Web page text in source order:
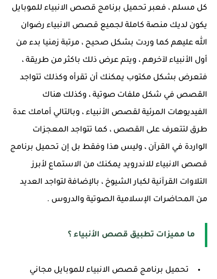
كل مسلم ، فعبر تحميل برنامج قصص الانبياء للموبايل
يكون لديك منصة كاملة لجميع قصص الانبياء رضوان
الله عليهم كما وردت بشكل صحيح ، مرتبة زمنيا بدء من
أول الأنبياء لآخرهم ، ويتم عرض ذلك باكثر من طريقة ،
فتعرض بشكل مكتوب يمكنك أن تقرأه وكذلك تتواجد
القصص في شكل ملفات صوتية ، وكذلك هناك
الفيديوهات المرئية لقصص الأنبياء ، وبالتالي أمامك عدة
طرق لتتعرف على القصص ، كما تتواجد المعجزات
الواردة في القرآن ، وليس هذا وفقط بل إن تحميل برنامج
قصص الانبياء للاندرويد يمكنك من الاستماع لأبرز
التلاوات القرآنية لكبار الشيوخ ، بالإضافة لتواجد العديد
من المحاضرات الإسلامية الصوتية والدروس .
ما مميزات تطبيق قصص الأنبياء ؟
تحميل برنامج قصص الانبياء للموبايل مجاني